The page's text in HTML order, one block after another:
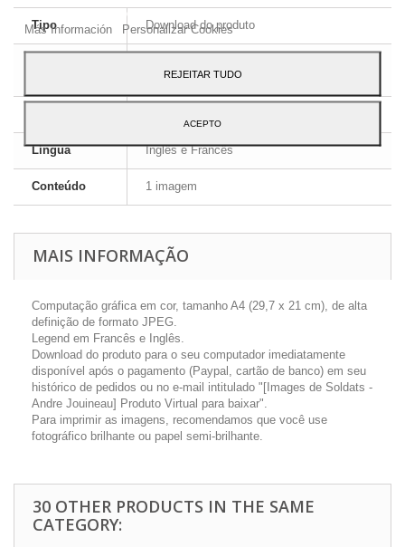
Tipo Download do produto
JPEG HD
Língua Inglês e Francês
Conteúdo 1 imagem
MAIS INFORMAÇÃO
Computação gráfica em cor, tamanho A4 (29,7 x 21 cm), de alta
definição de formato JPEG.
Legend em Francês e Inglês.
Download do produto para o seu computador imediatamente
disponível após o pagamento (Paypal, cartão de banco) em seu
histórico de pedidos ou no e-mail intitulado "[Images de Soldats -
Andre Jouineau] Produto Virtual para baixar".
Para imprimir as imagens, recomendamos que você use
fotográfico brilhante ou papel semi-brilhante.
30 OTHER PRODUCTS IN THE SAME
CATEGORY:
ao seu uso, pressione o botão Aceito.
Más Información
Personalizar Cookies
REJEITAR TUDO
ACEPTO